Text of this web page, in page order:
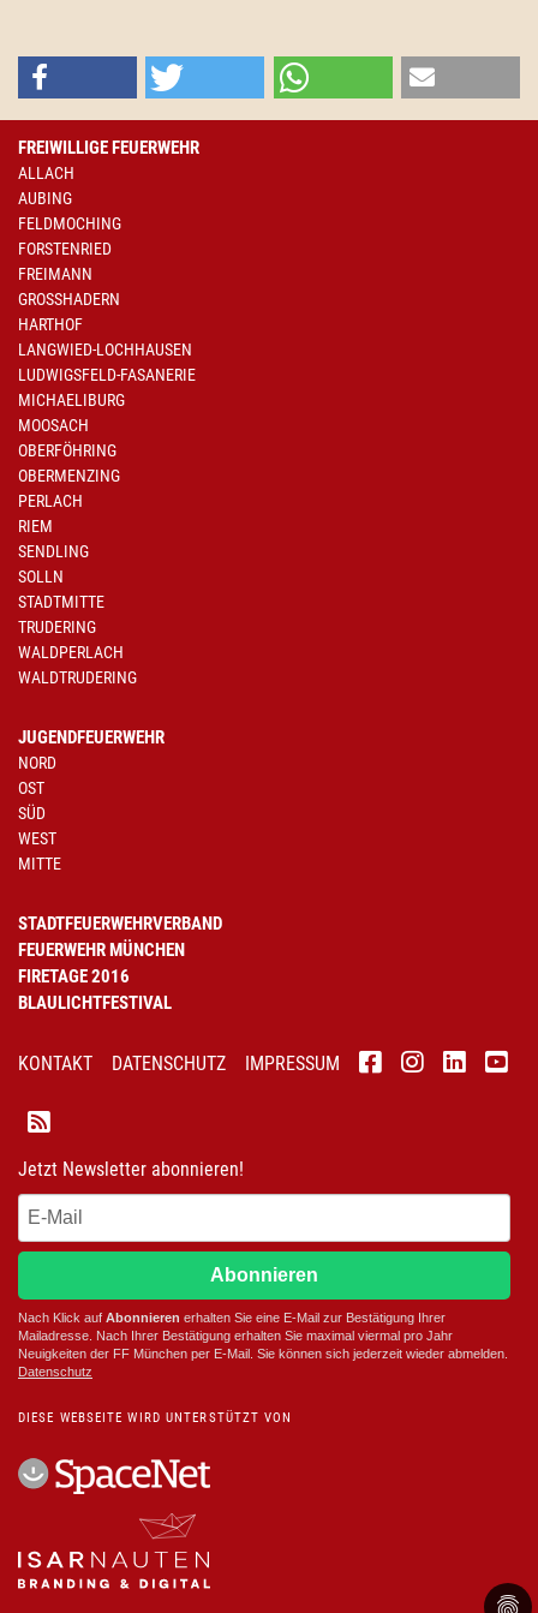
FREIWILLIGE FEUERWEHR
ALLACH
AUBING
FELDMOCHING
FORSTENRIED
FREIMANN
GROSSHADERN
HARTHOF
LANGWIED-LOCHHAUSEN
LUDWIGSFELD-FASANERIE
MICHAELIBURG
MOOSACH
OBERFÖHRING
OBERMENZING
PERLACH
RIEM
SENDLING
SOLLN
STADTMITTE
TRUDERING
WALDPERLACH
WALDTRUDERING
JUGENDFEUERWEHR
NORD
OST
SÜD
WEST
MITTE
STADTFEUERWEHRVERBAND
FEUERWEHR MÜNCHEN
FIRETAGE 2016
BLAULICHTFESTIVAL
KONTAKT DATENSCHUTZ IMPRESSUM
Jetzt Newsletter abonnieren!
Abonnieren
Nach Klick auf Abonnieren erhalten Sie eine E-Mail zur Bestätigung Ihrer
Mailadresse. Nach Ihrer Bestätigung erhalten Sie maximal viermal pro Jahr
Neuigkeiten der FF München per E-Mail. Sie können sich jederzeit wieder abmelden.
Datenschutz
DIESE WEBSEITE WIRD UNTERSTÜTZT VON